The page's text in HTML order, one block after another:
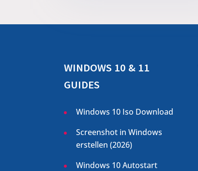
WINDOWS 10 & 11
GUIDES
Windows 10 Iso Download
Screenshot in Windows
erstellen (2026)
Windows 10 Autostart